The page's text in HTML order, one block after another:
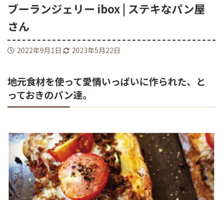
ブーランジェリー ibox | ステキなパン屋
さん
2022年9月1日 2023年5月22日
地元食材を使って愛情いっぱいに作られた、と
っておきのパン達。